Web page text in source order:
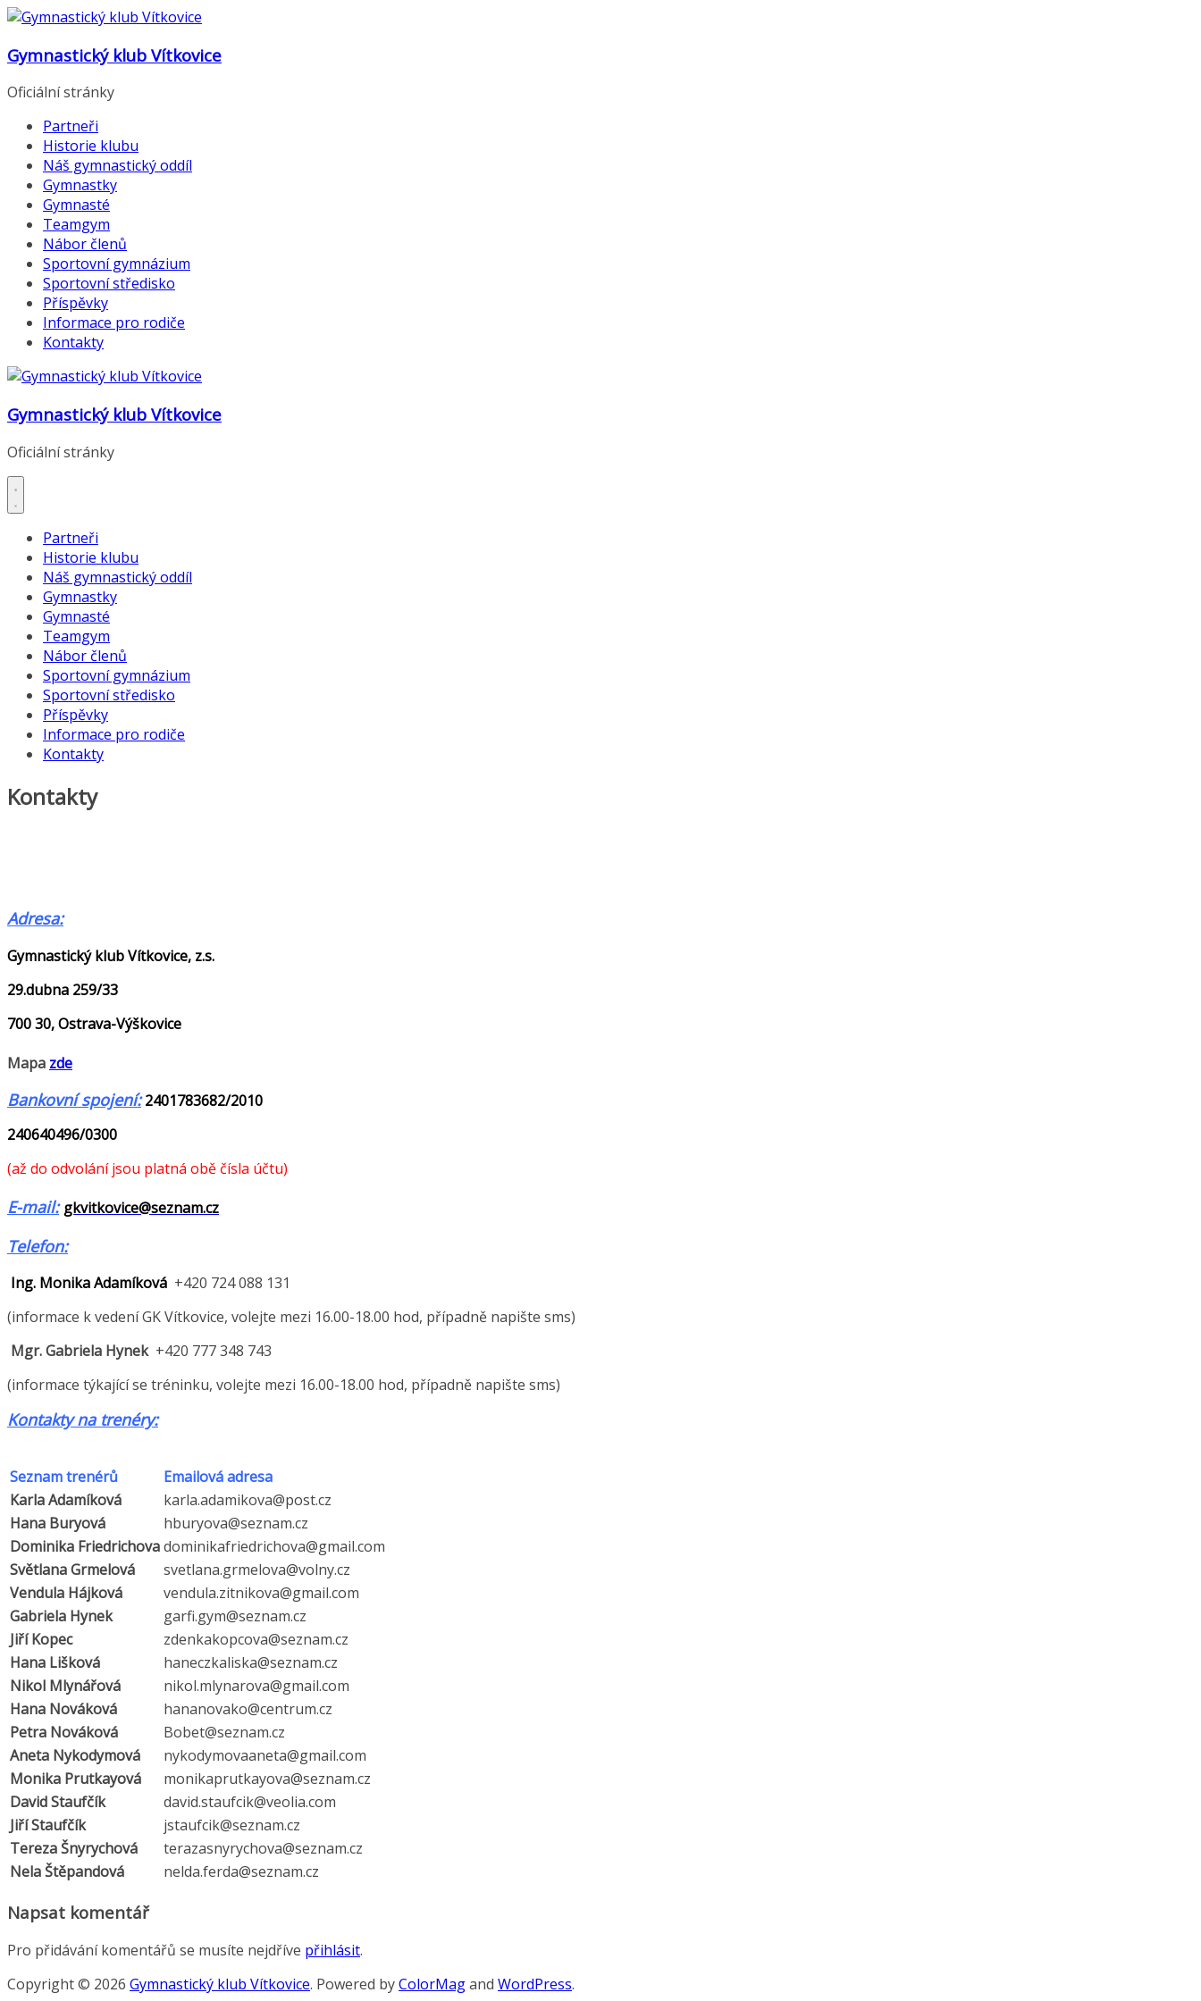
Přeskočit
obsah
Gymnastický klub Vítkovice
Oficiální stránky
Partneři
Historie klubu
Náš gymnastický oddíl
Gymnastky
Gymnasté
Teamgym
Nábor členů
Sportovní gymnázium
Sportovní středisko
Příspěvky
Informace pro rodiče
Kontakty
Gymnastický klub Vítkovice
Oficiální stránky
Partneři
Historie klubu
Náš gymnastický oddíl
Gymnastky
Gymnasté
Teamgym
Nábor členů
Sportovní gymnázium
Sportovní středisko
Příspěvky
Informace pro rodiče
Kontakty
Kontakty
Adresa:
Gymnastický klub Vítkovice, z.s.
29.dubna 259/33
700 30, Ostrava-Výškovice
Mapa zde
Bankovní spojení:2401783682/2010
240640496/0300
(až do odvolání jsou platná obě čísla účtu)
E-mail: gkvitkovice@seznam.cz
Telefon:
Ing. Monika Adamíková +420 724 088 131
(informace k vedení GK Vítkovice, volejte mezi 16.00-18.00 hod, případně napište sms)
Mgr.Gabriela Hynek+420 777 348 743
(informace týkající se tréninku, volejte mezi 16.00-18.00 hod, případně napište sms)
Kontakty na trenéry:
Seznam trenérů
Emailová adresa
Karla Adamíková
karla.adamikova@post.cz
Hana Buryová
hburyova@seznam.cz
Dominika Friedrichovadominikafriedrichova@gmail.com
Světlana Grmelová
svetlana.grmelova@volny.cz
Vendula Hájková
vendula.zitnikova@gmail.com
Gabriela Hynek
garfi.gym@seznam.cz
Jiří Kopec
zdenkakopcova@seznam.cz
Hana Lišková
haneczkaliska@seznam.cz
Nikol Mlynářová
nikol.mlynarova@gmail.com
Hana Nováková
hananovako@centrum.cz
Petra Nováková
Bobet@seznam.cz
Aneta Nykodymová
nykodymovaaneta@gmail.com
Monika Prutkayová
monikaprutkayova@seznam.cz
David Staufčík
david.staufcik@veolia.com
Jiří Staufčík
jstaufcik@seznam.cz
Tereza Šnyrychová
terazasnyrychova@seznam.cz
Nela Štěpandová
nelda.ferda@seznam.cz
Napsat komentář
Pro přidávání komentářů se musíte nejdříve přihlásit.
Copyright © 2026 Gymnastický klub Vítkovice. Powered byColorMagand WordPress.